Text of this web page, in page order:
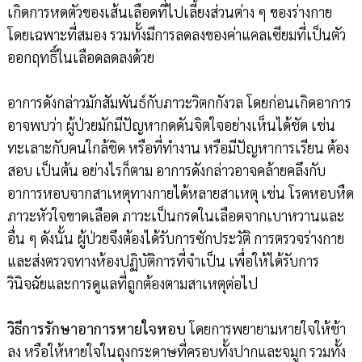
เกิดการหดตัวของเส้นเลือดที่ไปเลี้ยงส่วนต่าง ๆ ของร่างกาย
โดยเฉพาะที่สมอง รวมทั้งมีการลดลงของค่าแคลเซียมที่เป็นตัว
ออกฤทธิ์ในเลือดลดลงด้วย
อาการดังกล่าวมักสัมพันธ์กับภาวะวิตกกังวล โดยก่อนเกิดอาการ
อาจพบว่า ผู้ป่วยมักมีปัญหากดดันจิตใจอย่างเห็นได้ชัด เช่น
ทะเลาะกับคนใกล้ชิด หรือที่ทำงาน หรือมีปัญหาการเรียน ต้อง
สอบ เป็นต้น อย่างไรก็ตาม อาการดังกล่าวอาจคล้ายคลึงกับ
อาการหอบจากสาเหตุทางกายได้หลายสาเหตุ เช่น โรคหอบหืด
ภาวะหัวใจขาดเลือด ภาวะเป็นกรดในเลือดจากเบาหวานและ
อื่น ๆ ดังนั้น ผู้ป่วยจึงต้องได้รับการซักประวัติ การตรวจร่างกาย
และส่งตรวจทางห้องปฏิบัติการที่จำเป็น เพื่อให้ได้รับการ
วินิจฉัยและการดูแลที่ถูกต้องตามสาเหตุต่อไป
วิธีการรักษาอาการหายใจหอบโดยการพยายามหายใจให้ช้า
ลง หรือให้หายใจในถุงกระดาษที่ครอบทั้งปากและจมูก รวมทั้ง